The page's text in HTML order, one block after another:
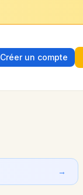
Créer un compte
→